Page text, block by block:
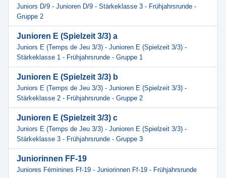
Juniors D/9 - Junioren D/9 - Stärkeklasse 3 - Frühjahrsrunde -
Gruppe 2
Junioren E (Spielzeit 3/3) a
Juniors E (Temps de Jeu 3/3) - Junioren E (Spielzeit 3/3) -
Stärkeklasse 1 - Frühjahrsrunde - Gruppe 1
Junioren E (Spielzeit 3/3) b
Juniors E (Temps de Jeu 3/3) - Junioren E (Spielzeit 3/3) -
Stärkeklasse 2 - Frühjahrsrunde - Gruppe 2
Junioren E (Spielzeit 3/3) c
Juniors E (Temps de Jeu 3/3) - Junioren E (Spielzeit 3/3) -
Stärkeklasse 3 - Frühjahrsrunde - Gruppe 3
Juniorinnen FF-19
Juniores Féminines Ff-19 - Juniorinnen Ff-19 - Frühjahrsrunde